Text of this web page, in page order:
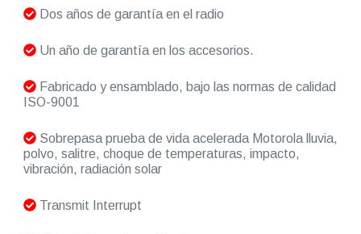
Dos años de garantía en el radio
Un año de garantía en los accesorios.
Fabricado y ensamblado, bajo las normas de calidad
ISO-9001
Sobrepasa prueba de vida acelerada Motorola lluvia,
polvo, salitre, choque de temperaturas, impacto,
vibración, radiación solar
Transmit Interrupt